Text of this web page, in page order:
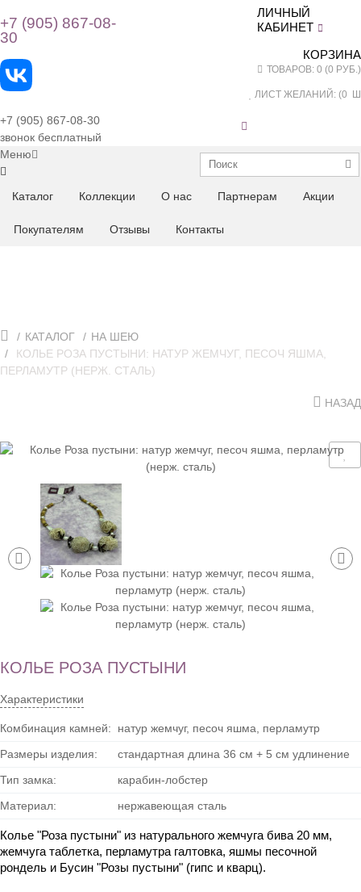
+7 (905) 867-08-
30
ЛИЧНЫЙ
КАБИНЕТ
КОРЗИНА
ТОВАРОВ: 0 (0 РУБ.)
ЛИСТ ЖЕЛАНИЙ: (0
+7 (905) 867-08-30
звонок бесплатный
Меню
Каталог Коллекции О нас Партнерам Акции
Покупателям Отзывы Контакты
КАТАЛОГ
НА ШЕЮ
КОЛЬЕ РОЗА ПУСТЫНИ: НАТУР ЖЕМЧУГ, ПЕСОЧ ЯШМА,
ПЕРЛАМУТР (НЕРЖ. СТАЛЬ)
НАЗАД
КОЛЬЕ РОЗА ПУСТЫНИ
Характеристики
Комбинация камней:
натур жемчуг, песоч яшма, перламутр
Размеры изделия:
стандартная длина 36 см + 5 см удлинение
Тип замка:
карабин-лобстер
Материал:
нержавеющая сталь
Колье "Роза пустыни" из натурального жемчуга бива 20 мм,
жемчуга таблетка, перламутра галтовка, яшмы песочной
рондель и Бусин "Розы пустыни" (гипс и кварц).